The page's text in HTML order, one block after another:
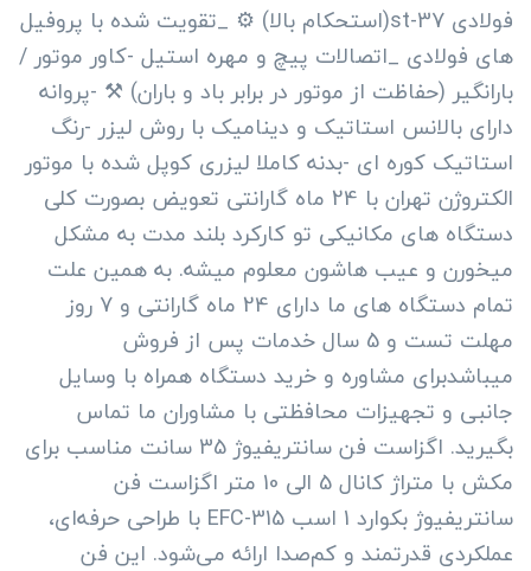
فولادی st-37(استحکام بالا) ⚙️ _تقویت شده با پروفیل
های فولادی _اتصالات پیچ و مهره استیل -کاور موتور /
بارانگیر (حفاظت از موتور در برابر باد و باران) ⚒️ -پروانه
دارای بالانس استاتیک و دینامیک با روش لیزر -رنگ
استاتیک کوره ای -بدنه کاملا لیزری کوپل شده با موتور
الکتروژن تهران با 24 ماه گارانتی تعویض بصورت کلی
دستگاه های مکانیکی تو کارکرد بلند مدت به مشکل
میخورن و عیب هاشون معلوم میشه. به همین علت
تمام دستگاه های ما دارای 24 ماه گارانتی و 7 روز
مهلت تست و 5 سال خدمات پس از فروش
میباشدبرای مشاوره و خرید دستگاه همراه با وسایل
جانبی و تجهیزات محافظتی با مشاوران ما تماس
بگیرید. اگزاست فن سانتریفیوژ 35 سانت مناسب برای
مکش با متراژ کانال 5 الی 10 متر اگزاست فن
سانتریفیوژ بکوارد 1 اسب EFC-315 با طراحی حرفه‌ای،
عملکردی قدرتمند و کم‌صدا ارائه می‌شود. این فن